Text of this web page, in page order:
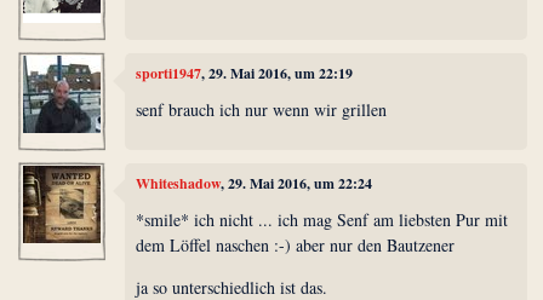
sporti1947, 29. Mai 2016, um 22:19
senf brauch ich nur wenn wir grillen
Whiteshadow, 29. Mai 2016, um 22:24
*smile* ich nicht ... ich mag Senf am liebsten Pur mit
dem Löffel naschen :-) aber nur den Bautzener
ja so unterschiedlich ist das.